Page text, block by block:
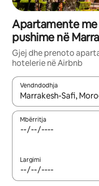
Apartamente
pushime në
Gjej dhe prenoto
hotelerie në Airbnb
Vendndodhja
Kur rezultatet të jenë të
Mbërritja
Largimi